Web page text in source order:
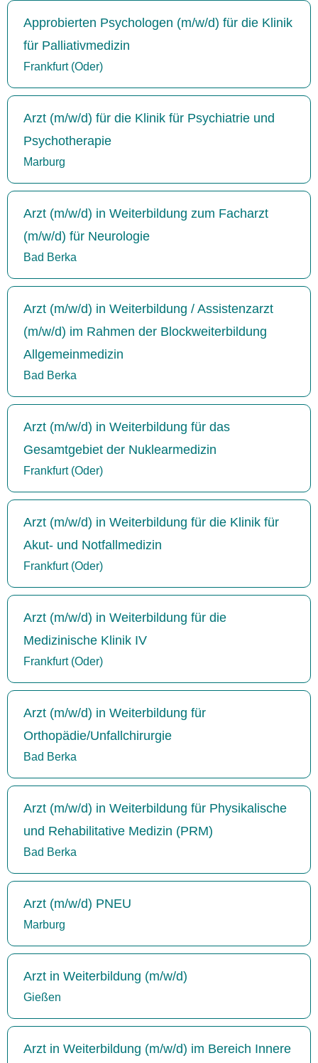
Approbierten Psychologen (m/w/d) für die Klinik
für Palliativmedizin
Frankfurt (Oder)
Arzt (m/w/d) für die Klinik für Psychiatrie und
Psychotherapie
Marburg
Arzt (m/w/d) in Weiterbildung zum Facharzt
(m/w/d) für Neurologie
Bad Berka
Arzt (m/w/d) in Weiterbildung / Assistenzarzt
(m/w/d) im Rahmen der Blockweiterbildung
Allgemeinmedizin
Bad Berka
Arzt (m/w/d) in Weiterbildung für das
Gesamtgebiet der Nuklearmedizin
Frankfurt (Oder)
Arzt (m/w/d) in Weiterbildung für die Klinik für
Akut- und Notfallmedizin
Frankfurt (Oder)
Arzt (m/w/d) in Weiterbildung für die
Medizinische Klinik IV
Frankfurt (Oder)
Arzt (m/w/d) in Weiterbildung für
Orthopädie/Unfallchirurgie
Bad Berka
Arzt (m/w/d) in Weiterbildung für Physikalische
und Rehabilitative Medizin (PRM)
Bad Berka
Arzt (m/w/d) PNEU
Marburg
Arzt in Weiterbildung (m/w/d)
Gießen
Arzt in Weiterbildung (m/w/d) im Bereich Innere